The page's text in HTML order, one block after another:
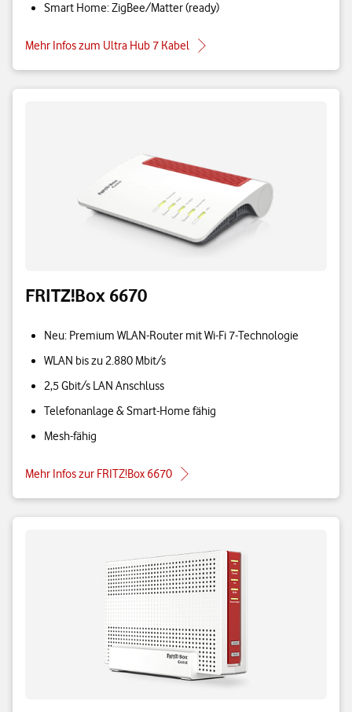
Smart Home: ZigBee/Matter (ready)
Mehr Infos zum Ultra Hub 7 Kabel
FRITZ!Box 6670
Neu: Premium WLAN-Router mit Wi-Fi 7-Technologie
WLAN bis zu 2.880 Mbit/s
2,5 Gbit/s LAN Anschluss
Telefonanlage & Smart-Home fähig
Mesh-fähig
Mehr Infos zur FRITZ!Box 6670